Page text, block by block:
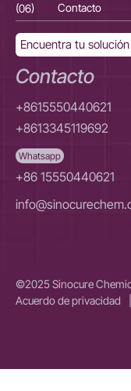
(06)
Contacto
Encuentra tu
Contacto
+8615550440621
+8613345119692
Whatsapp
+86 15550440621
©2025 Sinocure
Acuerdo de privacidad